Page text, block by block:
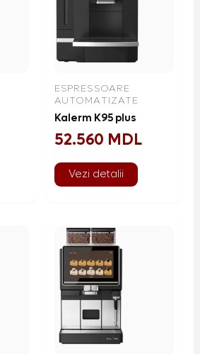
ESPRESSOARE
AUTOMATIZATE
Kalerm K95 plus
52.560 MDL
Vezi detalii